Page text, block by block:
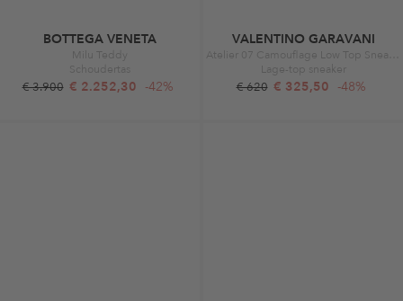
BOTTEGA VENETA
Milu Teddy
Schoudertas
€ 3.900 € 2.252,30 -42%
VALENTINO GARAVANI
Lage-top sneaker
€ 620 € 325,50 -48%